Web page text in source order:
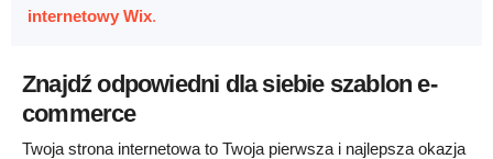
internetowy Wix.
Znajdź odpowiedni dla siebie szablon e-
commerce
Twoja strona internetowa to Twoja pierwsza i najlepsza okazja